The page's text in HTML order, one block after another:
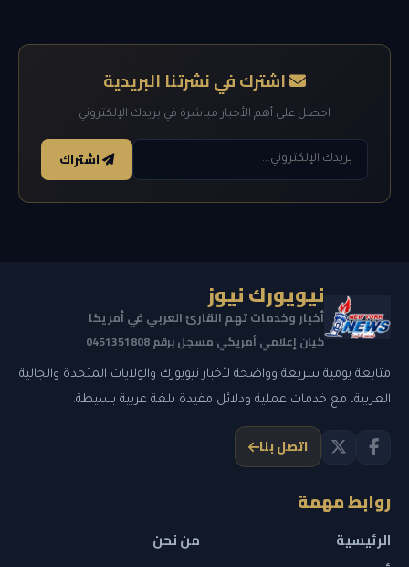
اشترك في نشرتنا البريدية
احصل على أهم الأخبار مباشرة في بريدك الإلكتروني
اشتراك
نيويورك نيوز
أخبار وخدمات تهم القارئ العربي في أمريكا
كيان إعلامي أمريكي مسجل برقم 0451351808
متابعة يومية سريعة وواضحة لأخبار نيويورك والولايات المتحدة والجالية
العربية، مع خدمات عملية ودلائل مفيدة بلغة عربية بسيطة.
اتصل بنا
روابط مهمة
الرئيسية
من نحن